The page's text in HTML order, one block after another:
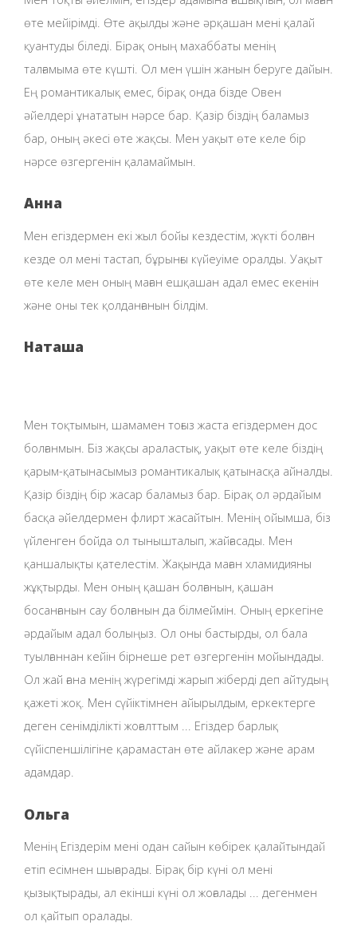
өте мейірімді. Өте ақылды және әрқашан мені қалай
қуантуды біледі. Бірақ оның махаббаты менің
талғамыма өте күшті. Ол мен үшін жанын беруге дайын.
Ең романтикалық емес, бірақ онда бізде Овен
әйелдері ұнататын нәрсе бар. Қазір біздің баламыз
бар, оның әкесі өте жақсы. Мен уақыт өте келе бір
нәрсе өзгергенін қаламаймын.
Анна
Мен егіздермен екі жыл бойы кездестім, жүкті болған
кезде ол мені тастап, бұрынғы күйеуіме оралды. Уақыт
өте келе мен оның маған ешқашан адал емес екенін
және оны тек қолданғанын білдім.
Наташа
Мен тоқтымын, шамамен тоғыз жаста егіздермен дос
болғанмын. Біз жақсы араластық, уақыт өте келе біздің
қарым-қатынасымыз романтикалық қатынасқа айналды.
Қазір біздің бір жасар баламыз бар. Бірақ ол әрдайым
басқа әйелдермен флирт жасайтын. Менің ойымша, біз
үйленген бойда ол тынышталып, жайғасады. Мен
қаншалықты қателестім. Жақында маған хламидияны
жұқтырды. Мен оның қашан болғанын, қашан
босанғанын сау болғанын да білмеймін. Оның еркегіне
әрдайым адал болыңыз. Ол оны бастырды, ол бала
туылғаннан кейін бірнеше рет өзгергенін мойындады.
Ол жай ғана менің жүрегімді жарып жіберді деп айтудың
қажеті жоқ. Мен сүйіктімнен айырылдым, еркектерге
деген сенімділікті жоғалттым ... Егіздер барлық
сүйіспеншілігіне қарамастан өте айлакер және арам
адамдар.
Ольга
Менің Егіздерім мені одан сайын көбірек қалайтындай
етіп есімнен шығарады. Бірақ бір күні ол мені
қызықтырады, ал екінші күні ол жоғалады ... дегенмен
ол қайтып оралады.